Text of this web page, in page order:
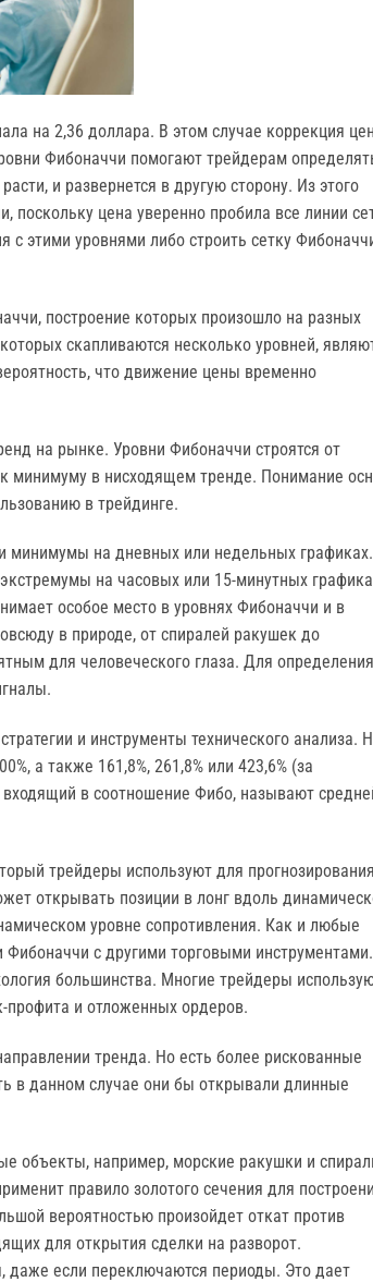
на 2,36 доллара. В этом случае коррекция
Фибоначчи помогают трейдерам
и развернется в другую сторону. Из этого
поскольку цена уверенно пробила все линии
этими уровнями либо строить сетку
построение которых произошло на разных
скапливаются несколько уровней,
что движение цены временно
на рынке. Уровни Фибоначчи строятся от
минимуму в нисходящем тренде. Понимание
в трейдинге.
минимумы на дневных или недельных графиках.
на часовых или 15-минутных
особое место в уровнях Фибоначчи и в
в природе, от спиралей ракушек до
для человеческого глаза. Для определения
и инструменты технического анализа.
а также 161,8%, 261,8% или 423,6% (за
входящий в соотношение Фибо, называют
трейдеры используют для
открывать позиции в лонг вдоль
уровне сопротивления. Как и любые
с другими торговыми
большинства. Многие трейдеры
профита и отложенных ордеров.
тренда. Но есть более рискованные
в данном случае они бы открывали длинные
объекты, например, морские ракушки и
правило золотого сечения для
вероятностью произойдет откат против
для открытия сделки на разворот.
даже если переключаются периоды. Это дает